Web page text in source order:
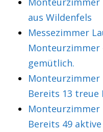
aus Wildenfels
Messezimmer
Monteurzimmer
gemütlich.
Monteurzimmer
Bereits 13 treue
Monteurzimmer
Bereits 49